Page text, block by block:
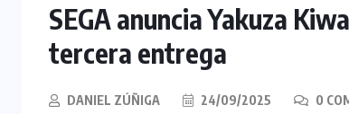
SEGA anuncia Yakuza
tercera entrega
DANIEL ZÚÑIGA 24/09/2025 0